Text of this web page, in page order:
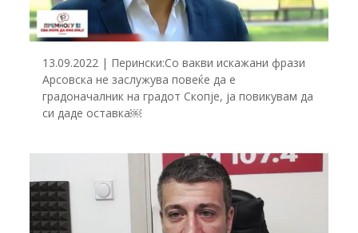
13.09.2022 | Перински:Со вакви искажани фрази
Арсовска не заслужува повеќе да е
градоначалник на градот Скопје, ја повикувам да
си даде оставка￼